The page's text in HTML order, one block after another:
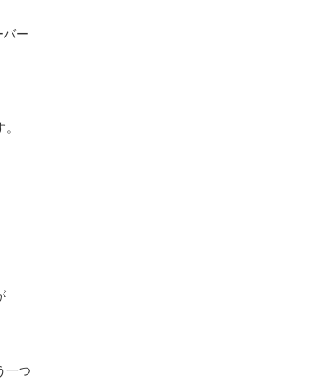
バー
一つ